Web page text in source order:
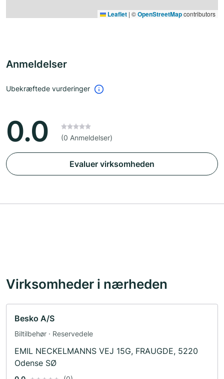
Leaflet | ©OpenStreetMapcontributors
Anmeldelser
Ubekræftede vurderinger
0.0 (0 Anmeldelser)
Evaluer virksomheden
Virksomheder i nærheden
Besko A/S
Biltilbehør · Reservedele
EMIL NECKELMANNS VEJ 15G, FRAUGDE, 5220
Odense SØ